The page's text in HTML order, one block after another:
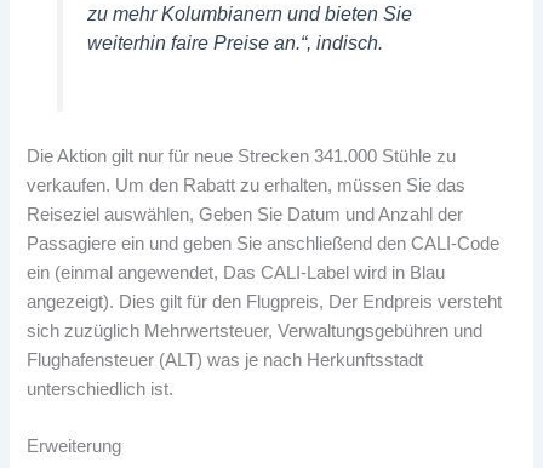
zu mehr Kolumbianern und bieten Sie
weiterhin faire Preise an.“, indisch.
Die Aktion gilt nur für neue Strecken 341.000 Stühle zu
verkaufen. Um den Rabatt zu erhalten, müssen Sie das
Reiseziel auswählen, Geben Sie Datum und Anzahl der
Passagiere ein und geben Sie anschließend den CALI-Code
ein (einmal angewendet, Das CALI-Label wird in Blau
angezeigt). Dies gilt für den Flugpreis, Der Endpreis versteht
sich zuzüglich Mehrwertsteuer, Verwaltungsgebühren und
Flughafensteuer (ALT) was je nach Herkunftsstadt
unterschiedlich ist.
Erweiterung